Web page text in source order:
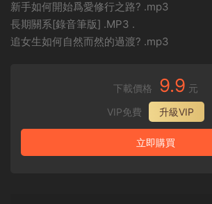
新手如何開始爲愛修行之路? .mp3
長期關系[錄音筆版] .MP3 .
追女生如何自然而然的過渡? .mp3
下載價格 9.9 元
VIP免費
升級VIP
立即購買